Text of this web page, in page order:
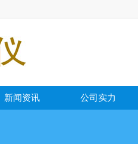
新闻资讯 公司实力